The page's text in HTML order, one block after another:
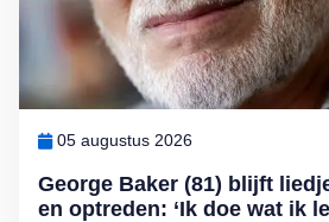
George Baker (81) blijft
en optreden: ‘Ik doe wat ik
05 augustus 2026